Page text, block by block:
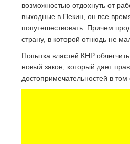
возможностью отдохнуть от
выходные в Пекин, он все
попутешествовать. Причем
страну, в которой отнюдь не
Попытка властей КНР
новый закон, который дает
достопримечательностей в